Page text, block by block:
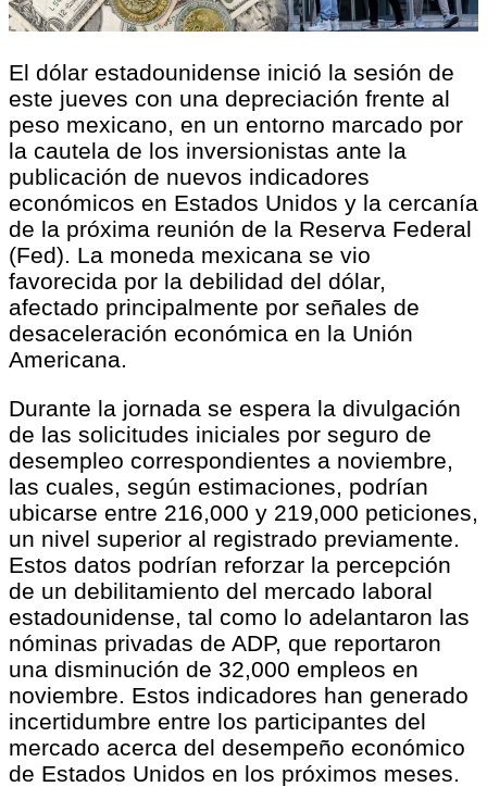
El dólar estadounidense inició la sesión de
este jueves con una depreciación frente al
peso mexicano, en un entorno marcado por
la cautela de los inversionistas ante la
publicación de nuevos indicadores
económicos en Estados Unidos y la cercanía
de la próxima reunión de la Reserva Federal
(Fed). La moneda mexicana se vio
favorecida por la debilidad del dólar,
afectado principalmente por señales de
desaceleración económica en la Unión
Americana.
Durante la jornada se espera la divulgación
de las solicitudes iniciales por seguro de
desempleo correspondientes a noviembre,
las cuales, según estimaciones, podrían
ubicarse entre 216,000 y 219,000 peticiones,
un nivel superior al registrado previamente.
Estos datos podrían reforzar la percepción
de un debilitamiento del mercado laboral
estadounidense, tal como lo adelantaron las
nóminas privadas de ADP, que reportaron
una disminución de 32,000 empleos en
noviembre. Estos indicadores han generado
incertidumbre entre los participantes del
mercado acerca del desempeño económico
de Estados Unidos en los próximos meses.